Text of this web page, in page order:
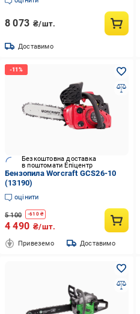
8 073 ₴/шт.
Доставимо
Безкоштовна доставка
в поштомати Епіцентр
Бензопила Worcraft GCS26-10
(13190)
оцінити
5 100 -610₴
4 490 ₴/шт.
Привеземо Доставимо